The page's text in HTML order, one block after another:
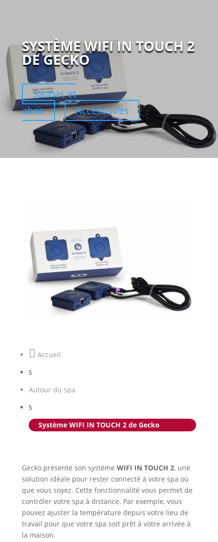
SYSTÈME WIFI IN TOUCH 2
DE GECKO
Saunas et
abris
Accessoires
 Accueil
5
Autour du spa
5
Système WIFI IN TOUCH 2 de Gecko
Gecko présente son système WIFI IN TOUCH 2, une
solution idéale pour rester connecté à votre spa où
que vous soyez. Cette fonctionnalité vous permet de
contrôler votre spa à distance. Par exemple, vous
pouvez ajuster la température depuis votre lieu de
travail pour que votre spa soit prêt à votre arrivée à
la maison.